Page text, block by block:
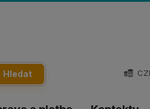
Hledat